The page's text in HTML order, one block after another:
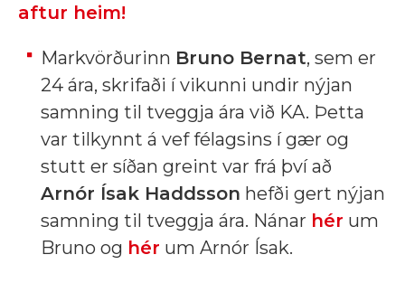
aftur heim!
Markvörðurinn Bruno Bernat, sem er
24 ára, skrifaði í vikunni undir nýjan
samning til tveggja ára við KA. Þetta
var tilkynnt á vef félagsins í gær og
stutt er síðan greint var frá því að
Arnór Ísak Haddsson hefði gert nýjan
samning til tveggja ára. Nánar hér um
Bruno og hér um Arnór Ísak.